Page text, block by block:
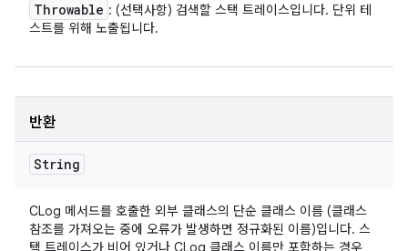
Throwable : (선택사항) 검색할 스택 트레이스입니다. 단위 테
스트를 위해 노출됩니다.
반환
String
CLog 메서드를 호출한 외부 클래스의 단순 클래스 이름 (클래스
참조를 가져오는 중에 오류가 발생하면 정규화된 이름)입니다. 스
택 트레이스가 비어 있거나 CLog 클래스 이름만 포함하는 경우